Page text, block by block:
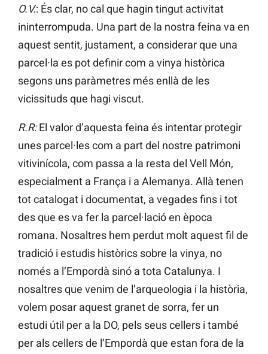
O.V.: És clar, no cal que hagin tingut activitat
ininterrompuda. Una part de la nostra feina va en
aquest sentit, justament, a considerar que una
parcel·la es pot definir com a vinya històrica
segons uns paràmetres més enllà de les
vicissituds que hagi viscut.
R.R:El valor d’aquesta feina és intentar protegir
unes parcel·les com a part del nostre patrimoni
vitivinícola, com passa a la resta del Vell Món,
especialment a França i a Alemanya. Allà tenen
tot catalogat i documentat, a vegades fins i tot
des que es va fer la parcel·lació en època
romana. Nosaltres hem perdut molt aquest fil de
tradició i estudis històrics sobre la vinya, no
només a l’Empordà sinó a tota Catalunya. I
nosaltres que venim de l’arqueologia i la història,
volem posar aquest granet de sorra, fer un
estudi útil per a la DO, pels seus cellers i també
per als cellers de l’Empordà que estan fora de la